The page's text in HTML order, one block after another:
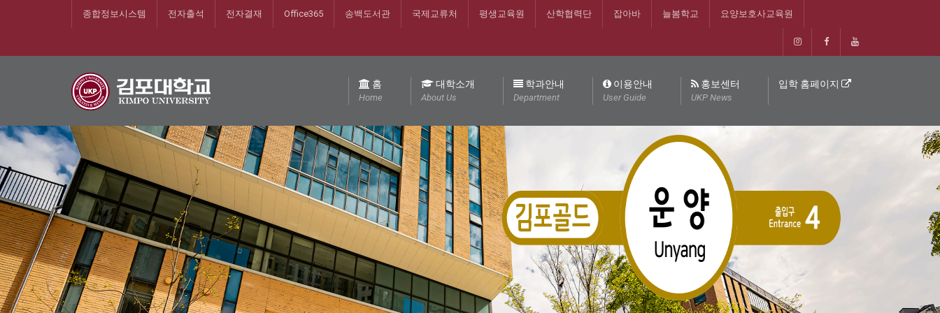
종합정보시스템 전자출석 전자결재 Office365 송백도서관 국제교류처 평생교육원 산학협력단 잡아바 늘봄학교 요양보호사교육원
홈
Home
대학소개
About Us
학과안내
Department
이용안내
User Guide
홍보센터
UKP News
입학 홈페이지